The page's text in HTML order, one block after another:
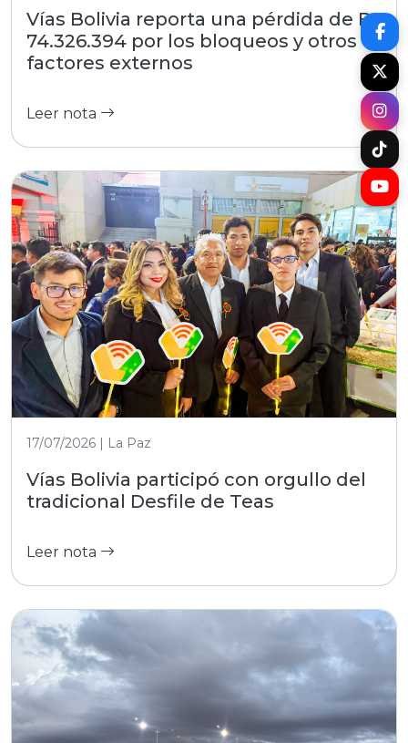
Vías Bolivia reporta una pérdida de Bs
74.326.394 por los bloqueos y otros
factores externos
Leer nota
17/07/2026 | La Paz
Vías Bolivia participó con orgullo del
tradicional Desfile de Teas
Leer nota